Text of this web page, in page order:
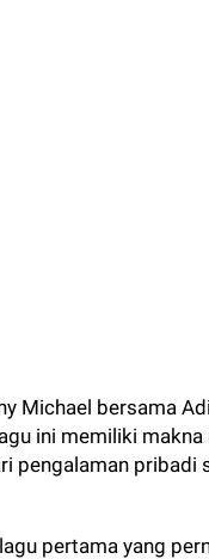
Michael bersama
ini memiliki
pengalaman pribadi
pertama yang